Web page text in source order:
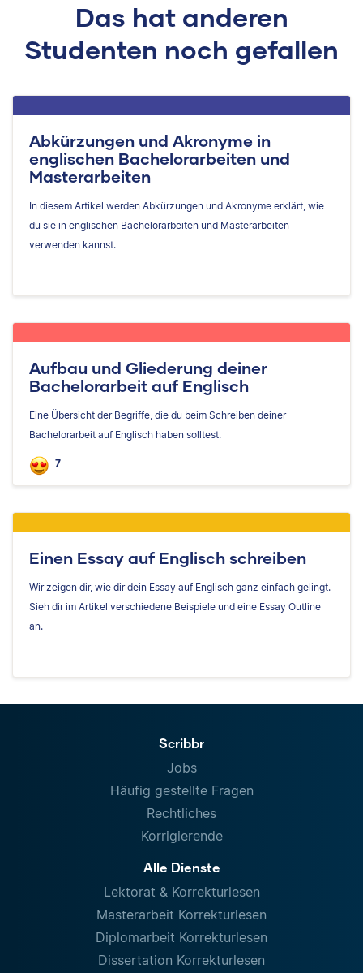
Das hat anderen
Studenten noch gefallen
Abkürzungen und Akronyme in
englischen Bachelorarbeiten und
Masterarbeiten
In diesem Artikel werden Abkürzungen und Akronyme erklärt, wie
du sie in englischen Bachelorarbeiten und Masterarbeiten
verwenden kannst.
Aufbau und Gliederung deiner
Bachelorarbeit auf Englisch
Eine Übersicht der Begriffe, die du beim Schreiben deiner
Bachelorarbeit auf Englisch haben solltest.
7
Einen Essay auf Englisch schreiben
Wir zeigen dir, wie dir dein Essay auf Englisch ganz einfach gelingt.
Sieh dir im Artikel verschiedene Beispiele und eine Essay Outline
an.
Scribbr
Jobs
Häufig gestellte Fragen
Rechtliches
Korrigierende
Alle Dienste
Lektorat & Korrekturlesen
Masterarbeit Korrekturlesen
Diplomarbeit Korrekturlesen
Dissertation Korrekturlesen